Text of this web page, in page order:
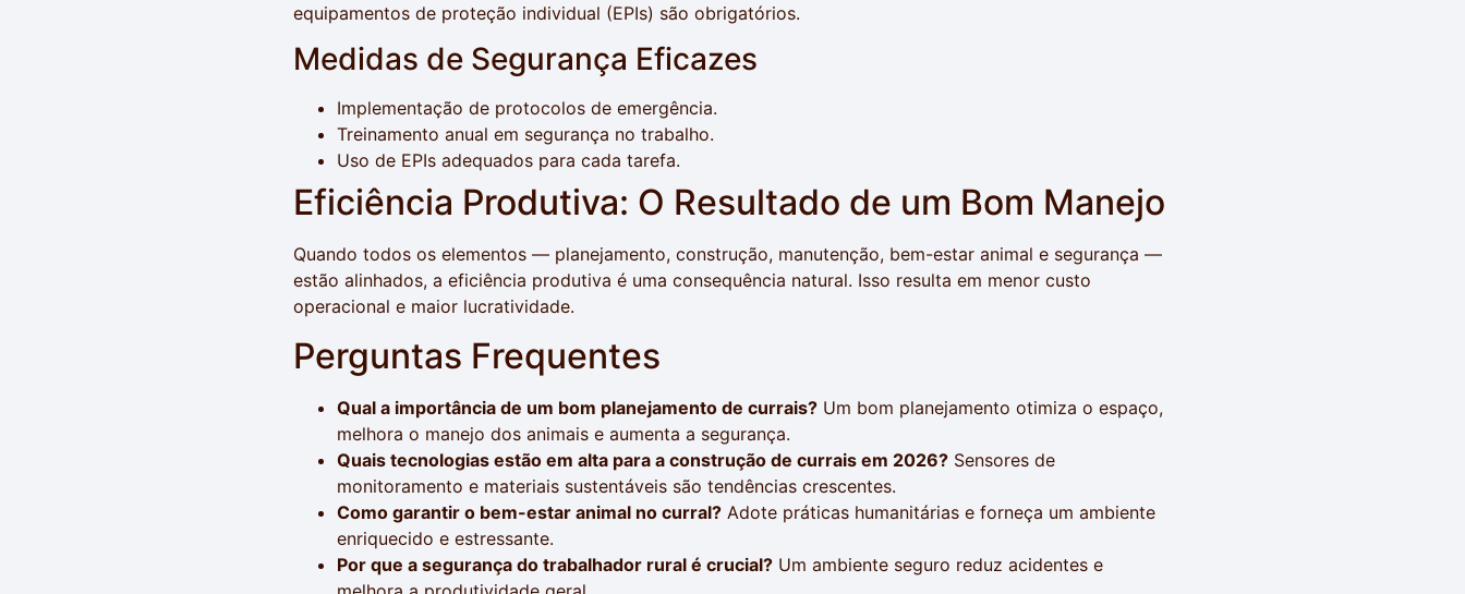
equipamentos de proteção individual (EPIs) são obrigatórios.
Medidas de Segurança Eficazes
Implementação de protocolos de emergência.
Treinamento anual em segurança no trabalho.
Uso de EPIs adequados para cada tarefa.
Eficiência Produtiva: O Resultado de um Bom Manejo
Quando todos os elementos — planejamento, construção, manutenção, bem-estar animal e segurança —
estão alinhados, a eficiência produtiva é uma consequência natural. Isso resulta em menor custo
operacional e maior lucratividade.
Perguntas Frequentes
Qual a importância de um bom planejamento de currais?Um bom planejamento otimiza o espaço,
melhora o manejo dos animais e aumenta a segurança.
Quais tecnologias estão em alta para a construção de currais em 2026?Sensores de
monitoramento e materiais sustentáveis são tendências crescentes.
Como garantir o bem-estar animal no curral?Adote práticas humanitárias e forneça um ambiente
enriquecido e estressante.
Por que a segurança do trabalhador rural é crucial?Um ambiente seguro reduz acidentes e